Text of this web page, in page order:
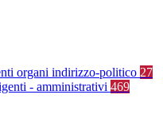
organi indirizzo-politico 27
- amministrativi 469